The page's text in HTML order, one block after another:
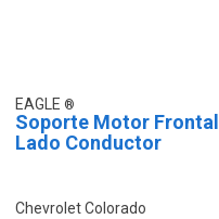
EAGLE
Soporte Motor Frontal
Lado Conductor
Chevrolet Colorado